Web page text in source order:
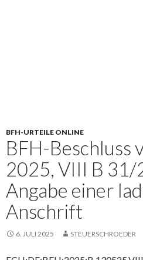
BFH-URTEILE ONLINE
BFH-Beschluss
2025, VIII B 31/
Angabe einer
Anschrift
6. JULI 2025 STEUERSCHROEDER